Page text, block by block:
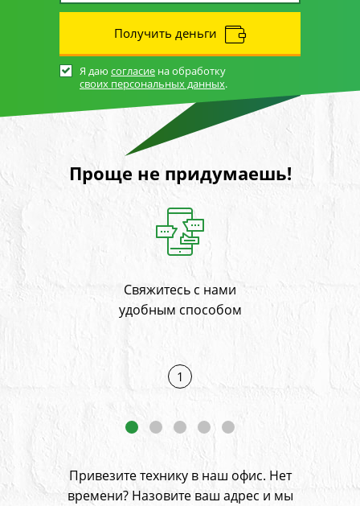
Получить деньги
Я даю согласие на обработку
своих персональных данных.
Проще не придумаешь!
Свяжитесь с нами
удобным способом
1
Привезите технику в наш офис. Нет
времени? Назовите ваш адрес и мы